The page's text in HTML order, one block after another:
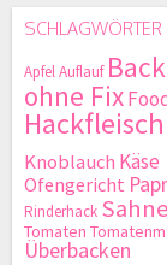
SCHLAGWÖRTER
ApfelAuflauf
ohne Fix
Hackfleisch
Knoblauch Käse
Ofengericht
Rinderhack Sahne
Tomaten
Überbacken